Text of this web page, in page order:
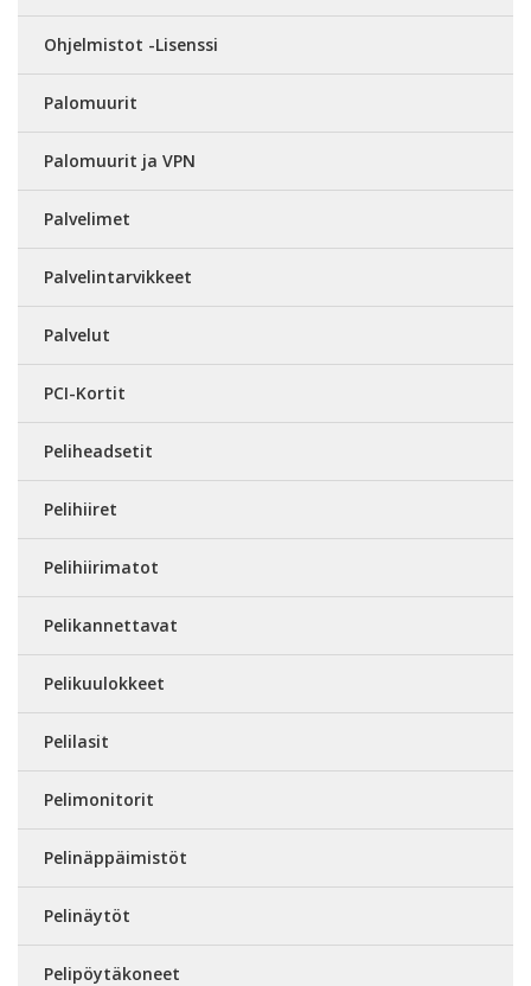
Ohjelmistot -Lisenssi
Palomuurit
Palomuurit ja VPN
Palvelimet
Palvelintarvikkeet
Palvelut
PCI-Kortit
Peliheadsetit
Pelihiiret
Pelihiirimatot
Pelikannettavat
Pelikuulokkeet
Pelilasit
Pelimonitorit
Pelinäppäimistöt
Pelinäytöt
Pelipöytäkoneet